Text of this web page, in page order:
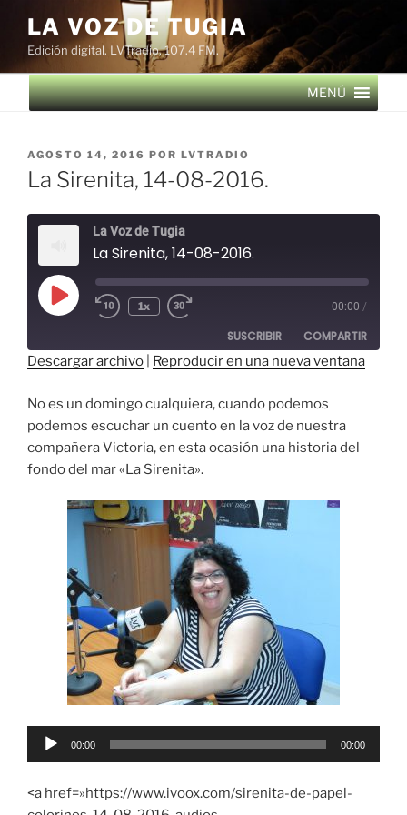
contenido
LA VOZ DE TUGIA
Edición digital. LVTradio, 107.4 FM.
MENÚ
PUBLICADO
EL
AGOSTO 14, 2016 POR LVTRADIO
La Sirenita, 14-08-2016.
La Voz de Tugia
La Sirenita, 14-08-2016.
Reproducir
episodio
1x 00:00 /
SUSCRIBIR COMPARTIR
FEED RSS
ENLACE
INCRUST
AR
Descargar archivo Reproducir en una nueva ventana
No es un domingo cualquiera, cuando podemos
podemos escuchar un cuento en la voz de nuestra
compañera Victoria, en esta ocasión una historia del
fondo del mar «La Sirenita».
Reproductor
00:00 00:00
<a href=»https://www.ivoox.com/sirenita-de-papel-